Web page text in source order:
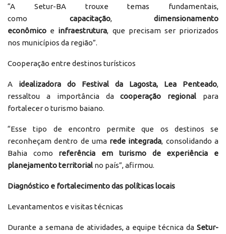
“A Setur-BA trouxe temas fundamentais,
como capacitação, dimensionamento
econômico e infraestrutura, que precisam ser priorizados
nos municípios da região”.
Cooperação entre destinos turísticos
A idealizadora do Festival da Lagosta, Lea Penteado,
ressaltou a importância dacooperação regional para
fortalecer o turismo baiano.
“Esse tipo de encontro permite que os destinos se
reconheçam dentro de uma rede integrada, consolidando a
Bahia como referência em turismo de experiência e
planejamento territorial no país”, afirmou.
Diagnóstico e fortalecimento das políticas locais
Levantamentos e visitas técnicas
Durante a semana de atividades, a equipe técnica da Setur-